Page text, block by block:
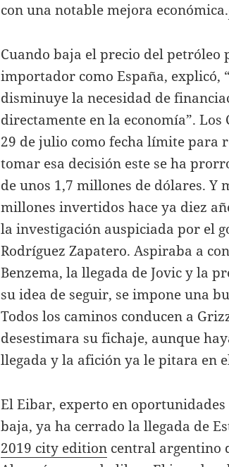
con una notable mejora económica.
Cuando baja el precio del petróleo
importador como España, explicó,
disminuye la necesidad de
directamente en la economía”.
29 de julio como fecha límite para
tomar esa decisión este se ha
de unos 1,7 millones de dólares. Y
millones invertidos hace ya diez
la investigación auspiciada por el
Rodríguez Zapatero. Aspiraba a
Benzema, la llegada de Jovic y la
su idea de seguir, se impone una
Todos los caminos conducen a
desestimara su fichaje, aunque
llegada y la afición ya le pitara en
El Eibar, experto en
baja, ya ha cerrado la llegada de
2019 city edition central argentino